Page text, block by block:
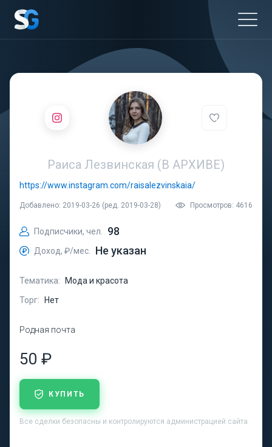
Раиса Лезвинская (В АРХИВЕ)
https://www.instagram.com/raisalezvinskaia/
Добавлено: 2019-03-26 (ред. 2019-03-28) Просмотров: 4616
Подписчики, чел. 98
Доход, ₽/мес. Не указан
Тематика:
Мода и красота
Торг:
Нет
Родная почта
50 ₽
КУПИТЬ
Все сделки безопасны и контролируются администрацией сайта